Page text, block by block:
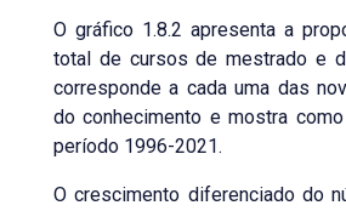
O gráfico 1.8.2 apresenta a
total de cursos de mestrado e
corresponde a cada uma das
do conhecimento e mostra
período 1996-2021.
O crescimento diferenciado do